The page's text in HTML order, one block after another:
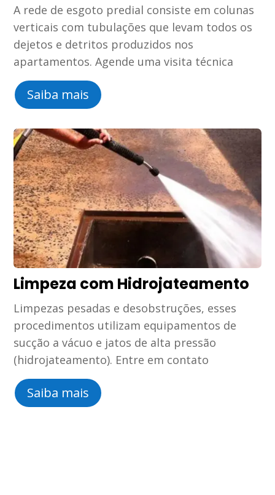
A rede de esgoto predial consiste em colunas
verticais com tubulações que levam todos os
dejetos e detritos produzidos nos
apartamentos. Agende uma visita técnica
Saiba mais
Limpeza com Hidrojateamento
Limpezas pesadas e desobstruções, esses
procedimentos utilizam equipamentos de
sucção a vácuo e jatos de alta pressão
(hidrojateamento). Entre em contato
Saiba mais